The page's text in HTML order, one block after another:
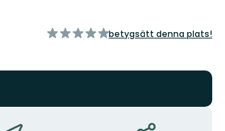
av
betygsätt denna plats!